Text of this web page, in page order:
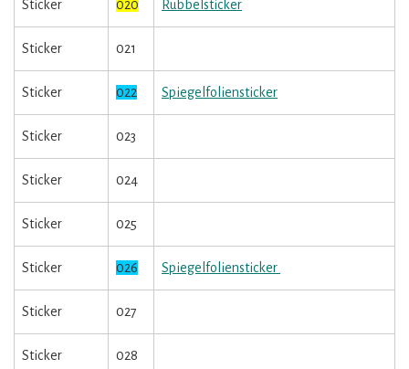
Sticker 020 Rubbelsticker
Sticker 021
Sticker 022 Spiegelfoliensticker
Sticker 023
Sticker 024
Sticker 025
Sticker 026 Spiegelfoliensticker
Sticker 027
Sticker 028